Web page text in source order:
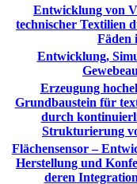
Entwicklung von
technischer Textilien
Fäden
Entwicklung,
Erzeugung
Grundbaustein für
durch
Strukturierung
Flächensensor –
Herstellung und
deren